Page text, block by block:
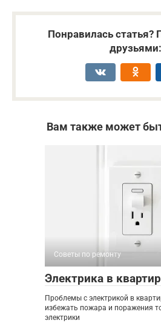
Понравилась статья?
друзьями:
Вам также может
Советы по ремонту
Электрика в
Проблемы с электрикой в
избежать пожара и поражения
электрики